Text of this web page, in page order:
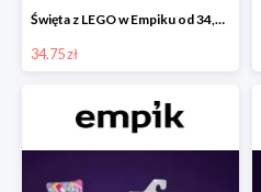
Święta z LEGO w Empiku od 34,75 zł
34.75 zł